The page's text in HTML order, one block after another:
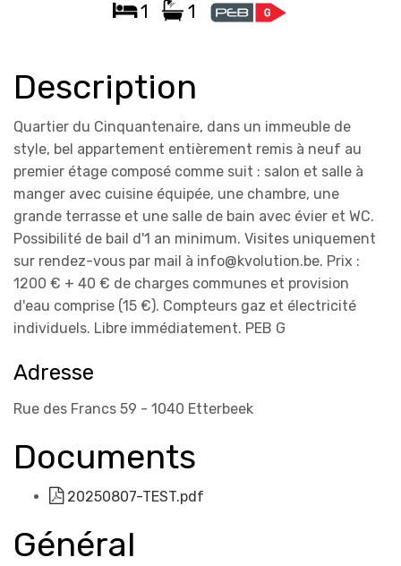
1 1
Description
Quartier du Cinquantenaire, dans un immeuble de
style, bel appartement entièrement remis à neuf au
premier étage composé comme suit : salon et salle à
manger avec cuisine équipée, une chambre, une
grande terrasse et une salle de bain avec évier et WC.
Possibilité de bail d'1 an minimum. Visites uniquement
sur rendez-vous par mail à info@kvolution.be. Prix :
1200 € + 40 € de charges communes et provision
d'eau comprise (15 €). Compteurs gaz et électricité
individuels. Libre immédiatement. PEB G
Adresse
Rue des Francs 59 - 1040 Etterbeek
Documents
20250807-TEST.pdf
Général